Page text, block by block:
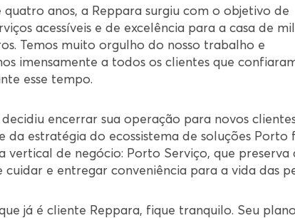
quatro anos, a Reppara surgiu com o objetivo de
acessíveis e de excelência para a casa de
Temos muito orgulho do nosso trabalho e
imensamente a todos os clientes que
esse tempo.
encerrar sua operação para novos
da estratégia do ecossistema de soluções Porto
vertical de negócio: Porto Serviço, que preserva
cuidar e entregar conveniência para a vida das
já é cliente Reppara, fique tranquilo. Seu